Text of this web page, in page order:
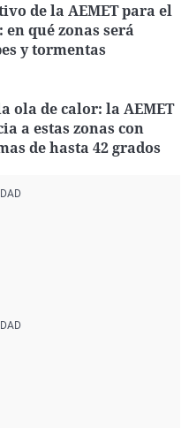
de la AEMET para el
qué zonas será
y tormentas
ola de calor: la AEMET
a estas zonas con
de hasta 42 grados